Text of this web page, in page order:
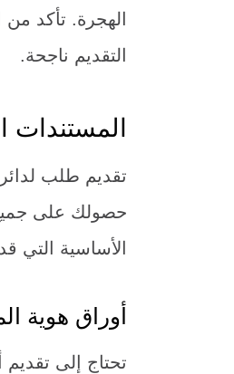
الهجرة. تأكد
التقديم ناجحة.
المستندات
تقديم طلب
حصولك على
الأساسية التي
أوراق هوية
تحتاج إلى